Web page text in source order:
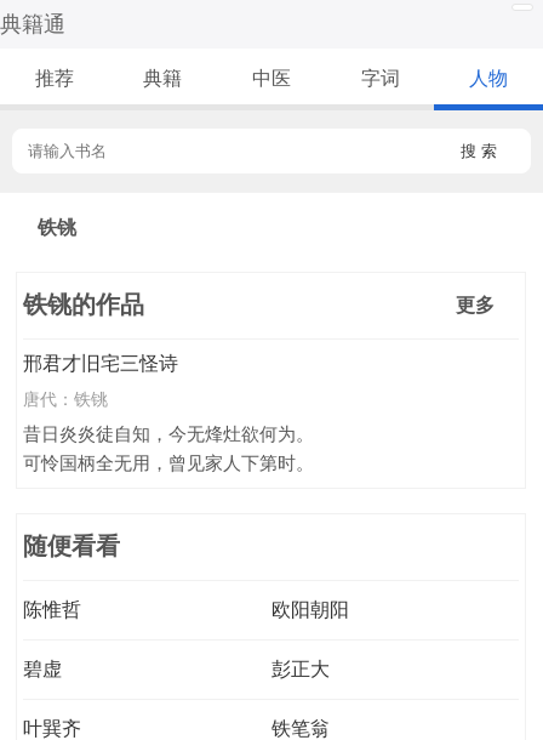
典籍通
推荐 典籍 中医 字词 人物
搜 索
铁铫
铁铫的作品 更多
邢君才旧宅三怪诗
唐代：铁铫
昔日炎炎徒自知，今无烽灶欲何为。
可怜国柄全无用，曾见家人下第时。
随便看看
陈惟哲 欧阳朝阳
碧虚 彭正大
叶巽齐 铁笔翁